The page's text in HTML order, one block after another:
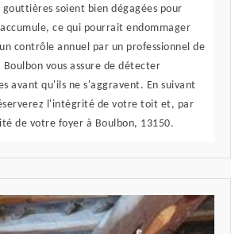
gouttières soient bien dégagées pour
ce qui pourrait endommager
contrôle annuel par un professionnel de
vous assure de détecter
avant qu'ils ne s'aggravent. En suivant
l'intégrité de votre toit et, par
de votre foyer à Boulbon, 13150.